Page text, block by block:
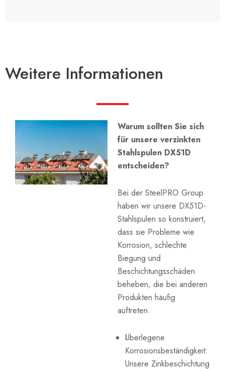
Weitere Informationen
Warum sollten Sie sich
für unsere verzinkten
Stahlspulen DX51D
entscheiden?
Bei der SteelPRO Group
haben wir unsere DX51D-
Stahlspulen so konstruiert,
dass sie Probleme wie
Korrosion, schlechte
Biegung und
Beschichtungsschäden
beheben, die bei anderen
Produkten häufig
auftreten.
Überlegene
Korrosionsbeständigkeit:
Unsere Zinkbeschichtung